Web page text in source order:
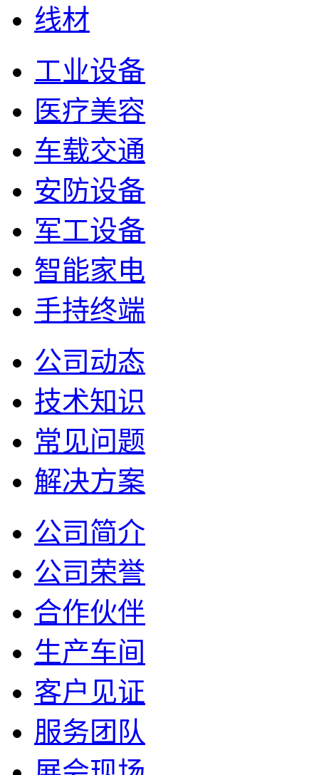
线材
工业设备
医疗美容
车载交通
安防设备
军工设备
智能家电
手持终端
公司动态
技术知识
常见问题
解决方案
公司简介
公司荣誉
合作伙伴
生产车间
客户见证
服务团队